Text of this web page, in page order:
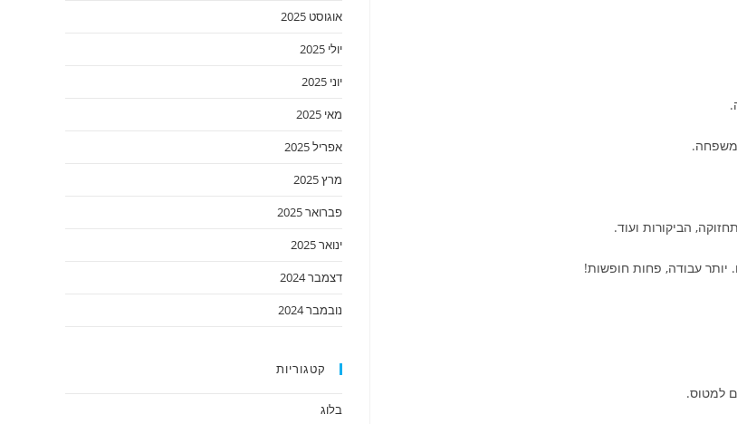
אוגוסט 2025
יולי 2025
יוני 2025
מאי 2025
אפריל 2025
מרץ 2025
פברואר 2025
ינואר 2025
דצמבר 2024
נובמבר 2024
קטגוריות
בלוג